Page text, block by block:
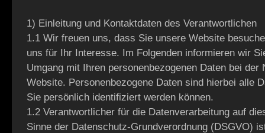
1) Einleitung und Kontaktdaten des Verantwortlichen
1.1 Wir freuen uns, dass Sie unsere Website
uns für Ihr Interesse. Im Folgenden informieren wir
Umgang mit Ihren personenbezogenen Daten bei der
Website. Personenbezogene Daten sind hierbei alle
Sie persönlich identifiziert werden können.
1.2 Verantwortlicher für die Datenverarbeitung auf
Sinne der Datenschutz-Grundverordnung (DSGVO)